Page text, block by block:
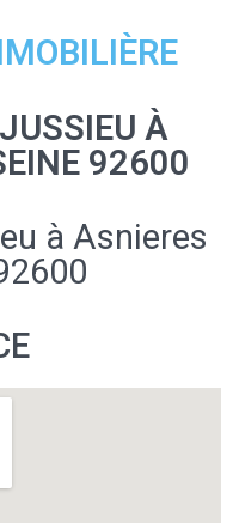
À
92600
à Asnieres